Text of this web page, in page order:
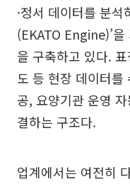
·정서 데이터를 분석
(EKATO Engine)’
을 구축하고 있다.
도 등 현장 데이터를
공, 요양기관 운영
결하는 구조다.
업계에서는 여전히